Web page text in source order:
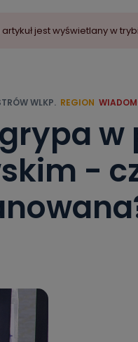
artykuł jest wyświetlany w
WLKP. REGION
w
-